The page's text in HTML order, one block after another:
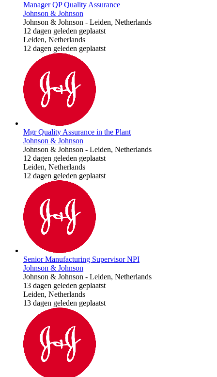
Manager QP Quality Assurance
Johnson & Johnson
Johnson & Johnson - Leiden, Netherlands
12 dagen geleden geplaatst
Leiden, Netherlands
12 dagen geleden geplaatst
Mgr Quality Assurance in the Plant
Johnson & Johnson
Johnson & Johnson - Leiden, Netherlands
12 dagen geleden geplaatst
Leiden, Netherlands
12 dagen geleden geplaatst
Senior Manufacturing Supervisor NPI
Johnson & Johnson
Johnson & Johnson - Leiden, Netherlands
13 dagen geleden geplaatst
Leiden, Netherlands
13 dagen geleden geplaatst